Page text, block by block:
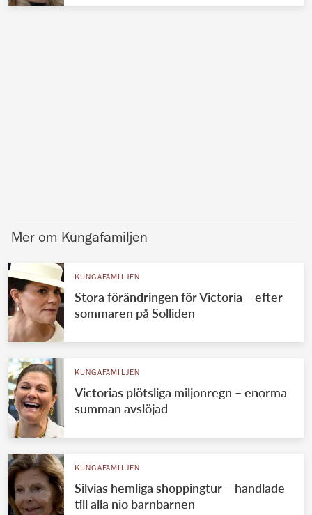
Mer om Kungafamiljen
KUNGAFAMILJEN
Stora förändringen för Victoria – efter
sommaren på Solliden
KUNGAFAMILJEN
Victorias plötsliga miljonregn – enorma
summan avslöjad
KUNGAFAMILJEN
Silvias hemliga shoppingtur – handlade
till alla nio barnbarnen